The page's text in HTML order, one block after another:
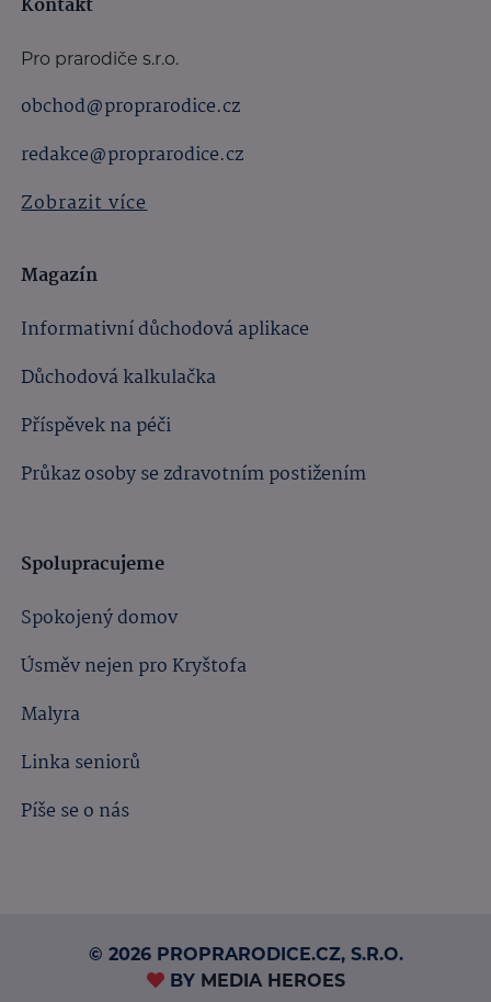
Kontakt
Pro prarodiče s.r.o.
obchod@proprarodice.cz
redakce@proprarodice.cz
Zobrazit více
Magazín
Informativní důchodová aplikace
Důchodová kalkulačka
Příspěvek na péči
Průkaz osoby se zdravotním postižením
Spolupracujeme
Spokojený domov
Úsměv nejen pro Kryštofa
Malyra
Linka seniorů
Píše se o nás
© 2026 PROPRARODICE.CZ, S.R.O.
BY MEDIA HEROES